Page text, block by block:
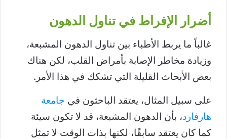
أضرار الإفراط في تناول الدهون
غالباً ما يربط الأطباء بين تناول الدهون المشبعة،
وزيادة مخاطر الإصابة بأمراض القلب، لكن هناك
بعض الأبحاث القليلة التي تشكك في هذا الأمر.
على سبيل المثال، يعتقد الباحثون في جامعة
هارفارد، بأن الدهون المشبعة، قد لا تكون سيئة
كما كان يعتقد سابقًا، لكنها بذات الوقت لا تمثل